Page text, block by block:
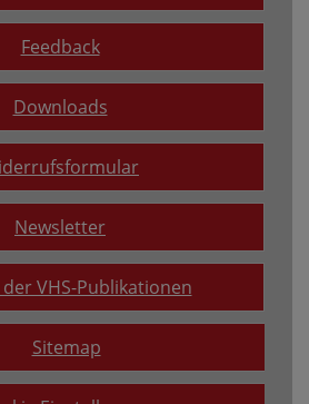
Feedback
Downloads
Newsletter
VHS-Publikationen
Sitemap